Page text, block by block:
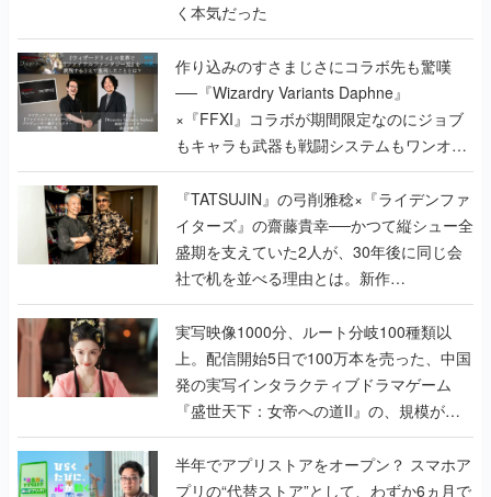
く本気だった
作り込みのすさまじさにコラボ先も驚嘆
──『Wizardry Variants Daphne』
×『FFXI』コラボが期間限定なのにジョブ
もキャラも武器も戦闘システムもワンオフ
で作り込まれた理由を両ディレクターに聞
く
『TATSUJIN』の弓削雅稔×『ライデンファ
イターズ』の齋藤貴幸──かつて縦シュー全
盛期を支えていた2人が、30年後に同じ会
社で机を並べる理由とは。新作
『TATSUJIN EXTREME』で初タッグを組
んだレジェンド2人に訊く開発秘話
実写映像1000分、ルート分岐100種類以
上。配信開始5日で100万本を売った、中国
発の実写インタラクティブドラマゲーム
『盛世天下：女帝への道II』の、規模が違
うこだわりをプロデューサーに聞いた
半年でアプリストアをオープン？ スマホア
プリの“代替ストア”として、わずか6ヵ月で